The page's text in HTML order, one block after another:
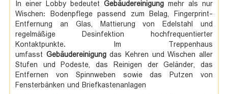
In einer Lobby bedeutet Gebäudereinigung mehr als nur
Wischen: Bodenpflege passend zum Belag, Fingerprint-
Entfernung an Glas, Mattierung von Edelstahl und
regelmäßige Desinfektion hochfrequentierter
Kontaktpunkte. Im Treppenhaus
umfasst Gebäudereinigungdas Kehren und Wischen aller
Stufen und Podeste, das Reinigen der Geländer, das
Entfernen von Spinnweben sowie das Putzen von
Fensterbänken und Briefkastenanlagen